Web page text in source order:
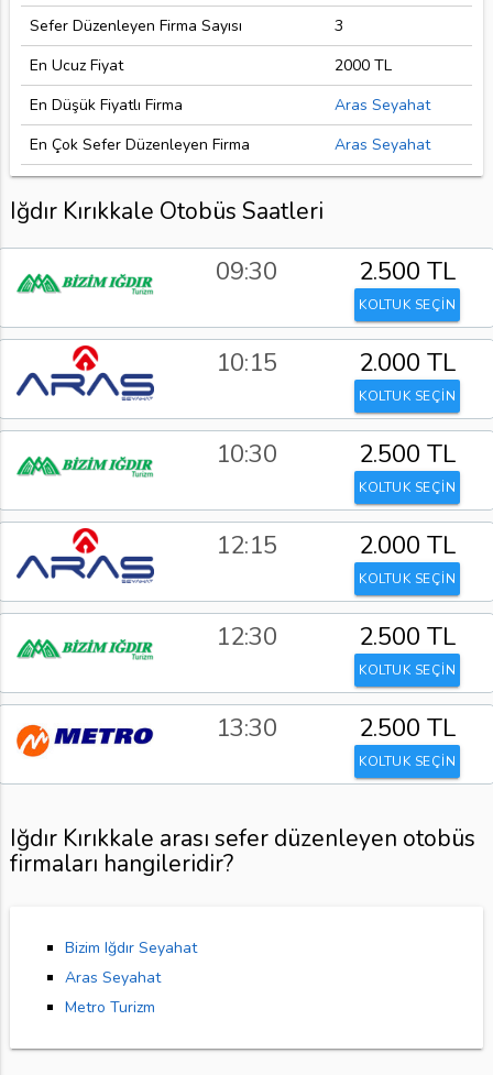
Sefer Düzenleyen Firma Sayısı
3
En Ucuz Fiyat
2000 TL
En Düşük Fiyatlı Firma
Aras Seyahat
En Çok Sefer Düzenleyen Firma
Aras Seyahat
Iğdır Kırıkkale Otobüs Saatleri
09:30 2.500 TL
KOLTUK SEÇİN
10:15 2.000 TL
KOLTUK SEÇİN
10:30 2.500 TL
KOLTUK SEÇİN
12:15 2.000 TL
KOLTUK SEÇİN
12:30 2.500 TL
KOLTUK SEÇİN
13:30 2.500 TL
KOLTUK SEÇİN
Iğdır Kırıkkale arası sefer düzenleyen otobüs
firmaları hangileridir?
Bizim Iğdır Seyahat
Aras Seyahat
Metro Turizm